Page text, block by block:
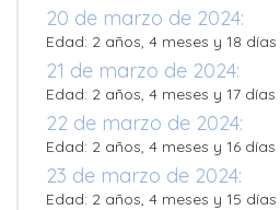
20 de marzo de 2024:
Edad: 2 años, 4 meses y 18 días
21 de marzo de 2024:
Edad: 2 años, 4 meses y 17 días
22 de marzo de 2024:
Edad: 2 años, 4 meses y 16 días
23 de marzo de 2024:
Edad: 2 años, 4 meses y 15 días